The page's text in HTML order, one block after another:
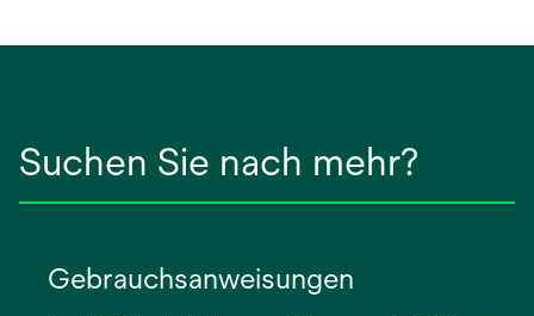
Suchen Sie nach mehr?
Gebrauchsanweisungen